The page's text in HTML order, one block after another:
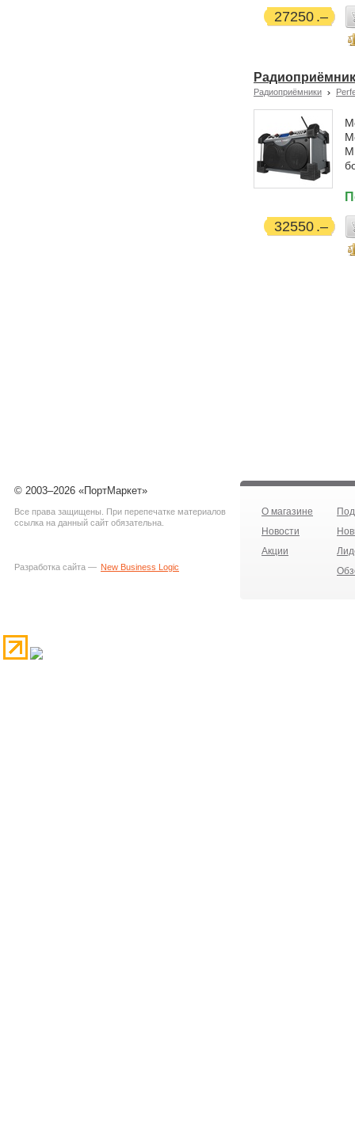
27250
Радиоприёмники
32550
© 2003–2026 «ПортМаркет»
Все права защищены. При перепечатке материалов
ссылка на данный сайт обязательна.
Разработка сайта — New Business Logic
О магазине
Новости
Акции